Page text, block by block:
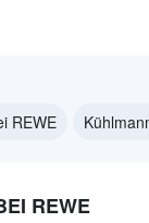
REWE
REWE